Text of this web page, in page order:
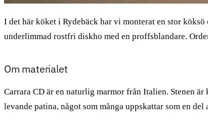
I det här köket i Rydebäck har vi monterat en stor
underlimmad rostfri diskho med en proffsblandare.
Om materialet
Carrara CD är en naturlig marmor från Italien. Stenen
levande patina, något som många uppskattar som en